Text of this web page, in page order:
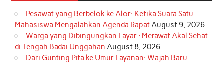
Pesawat yang Berbelok ke Alor: Ketika Suara Satu
Mahasiswa Mengalahkan Agenda RapatAugust 9, 2026
Warga yang Dibingungkan Layar : Merawat Akal Sehat
di Tengah Badai Unggahan August 8, 2026
Dari Gunting Pita ke Umur Layanan: Wajah Baru